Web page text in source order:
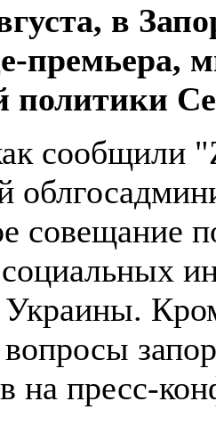
в
премьера,
политики
сообщили
совещание
вопросы
на пресс-